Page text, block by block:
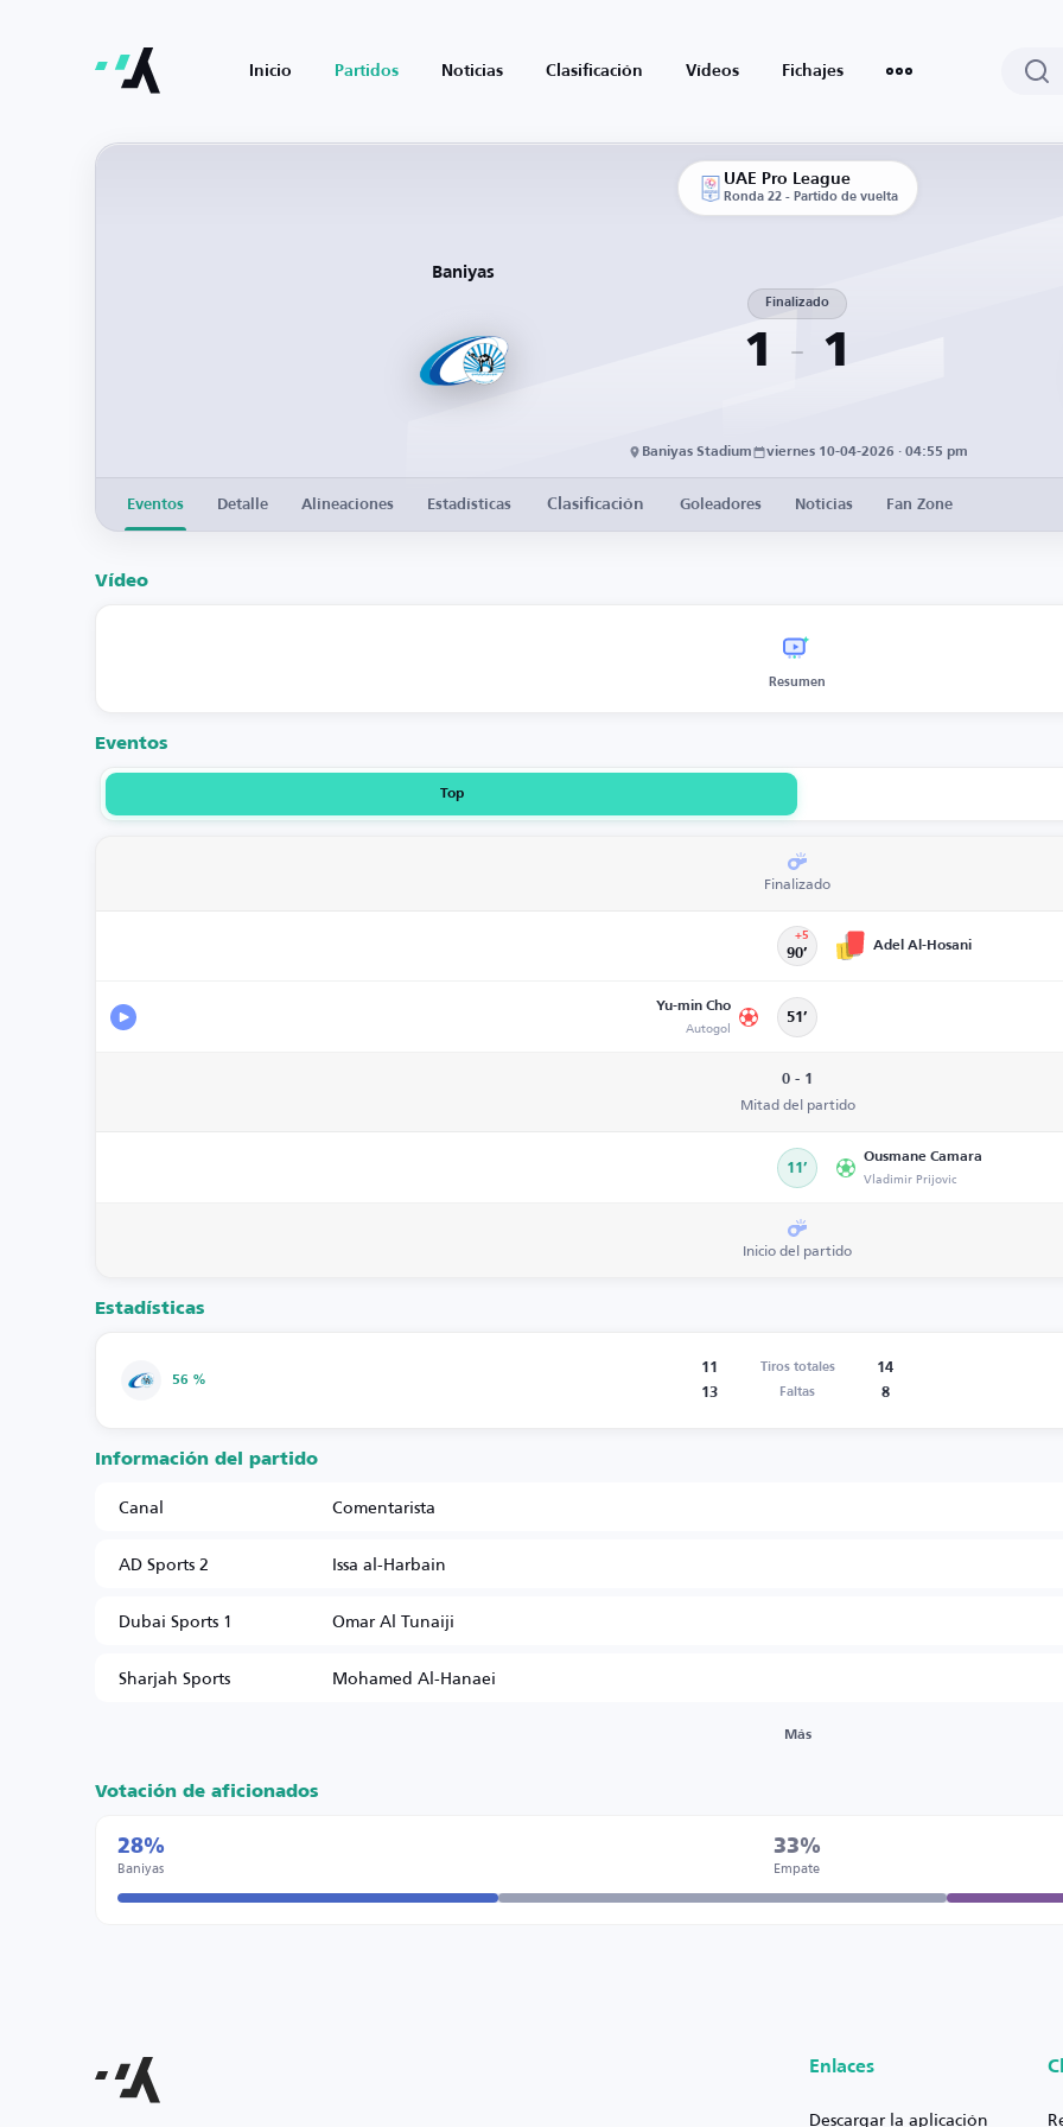
Inicio Partidos Noticias Clasificación Vídeos Fichajes
UAE Pro League
Ronda 22 - Partido de vuelta
Baniyas
1
Finalizado
1
Baniyas Stadium viernes 10-04-2026 · 04:55 pm
Eventos Detalle Alineaciones Estadísticas Clasificación Goleadores Noticias Fan Zone
Vídeo
Resumen
Eventos
Top
Finalizado
90’
+5
Adel Al-Hosani
Yu-min Cho
Autogol 51’
0 - 1
Mitad del partido
11’
Ousmane Camara
Vladimir Prijovic
Inicio del partido
Estadísticas
56 %
11 Tiros totales
14
13
Faltas 8
Información del partido
Canal
Comentarista
AD Sports 2
Issa al-Harbain
Dubai Sports 1
Omar Al Tunaiji
Sharjah Sports
Mohamed Al-Hanaei
Más
Votación de aficionados
28%
Baniyas
33%
Empate
Enlaces
Descargar la aplicación